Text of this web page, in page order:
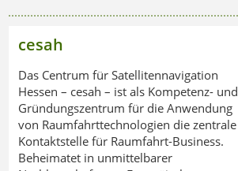
cesah
Das Centrum für Satellitennavigation
Hessen – cesah – ist als Kompetenz- und
Gründungszentrum für die Anwendung
von Raumfahrttechnologien die zentrale
Kontaktstelle für Raumfahrt-Business.
Beheimatet in unmittelbarer